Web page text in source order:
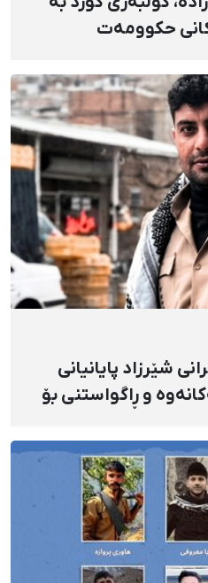
حکوومەت
شێرزاد پایانیانی
و ڕاگواستنی بۆ